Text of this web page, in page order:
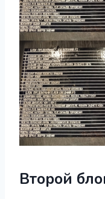
Второй